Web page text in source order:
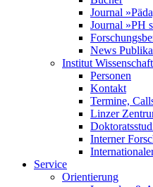
Journal
Journal »PH
News
Institut
Personen
Kontakt
Termine,
Linzer
Interner
Service
Orientierung